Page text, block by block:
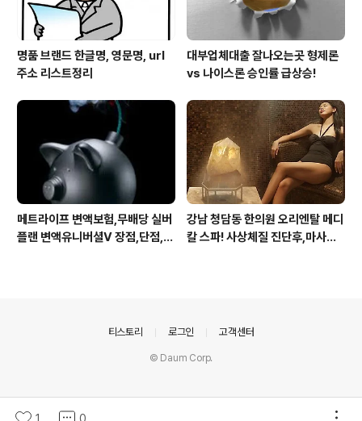
명품 브랜드 한글명, 영문명, url
주소 리스트정리
대부업체대출 잘나오는곳 형제론
vs 나이스론 승인률 급상승!
메트라이프 변액보험,무배당 실버
플랜 변액유니버셜V 장점,단점,가
강남 청담동 한의원 오리엔탈 메디
칼 스파! 사상체질 진단후,마사지,
티스토리 로그인 고객센터
© Daum Corp.